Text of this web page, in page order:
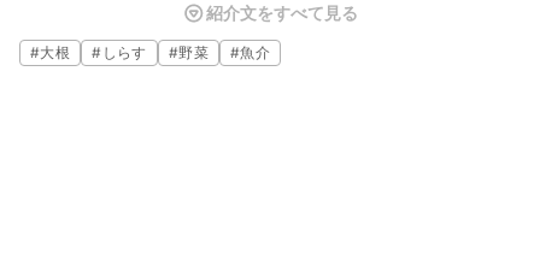
春雨のつるつる感が美味しく、沢山たべられます。
またレモンや大根おろしでさっぱり感を出しているので、とても食べ
やすいです。
紹介文をすべて見る
#大根 # しらす #野菜 #魚介